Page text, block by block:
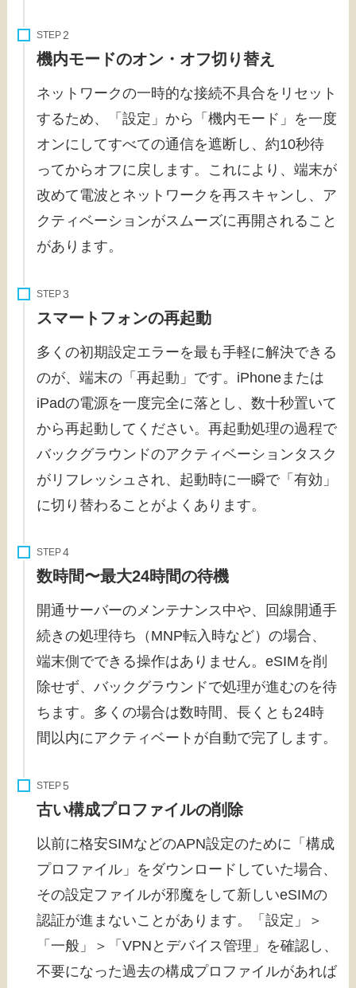
STEP
機内モードのオン・オフ切り替え
ネットワークの一時的な接続不具合をリセット
するため、「設定」から「機内モード」を一度
オンにしてすべての通信を遮断し、約10秒待
ってからオフに戻します。これにより、端末が
改めて電波とネットワークを再スキャンし、ア
クティベーションがスムーズに再開されること
があります。
STEP
スマートフォンの再起動
多くの初期設定エラーを最も手軽に解決できる
のが、端末の「再起動」です。iPhoneまたは
iPadの電源を一度完全に落とし、数十秒置いて
から再起動してください。再起動処理の過程で
バックグラウンドのアクティベーションタスク
がリフレッシュされ、起動時に一瞬で「有効」
に切り替わることがよくあります。
STEP
数時間〜最大24時間の待機
開通サーバーのメンテナンス中や、回線開通手
続きの処理待ち（MNP転入時など）の場合、
端末側でできる操作はありません。eSIMを削
除せず、バックグラウンドで処理が進むのを待
ちます。多くの場合は数時間、長くとも24時
間以内にアクティベートが自動で完了します。
STEP
古い構成プロファイルの削除
以前に格安SIMなどのAPN設定のために「構成
プロファイル」をダウンロードしていた場合、
その設定ファイルが邪魔をして新しいeSIMの
認証が進まないことがあります。「設定」＞
「一般」＞「VPNとデバイス管理」を確認し、
不要になった過去の構成プロファイルがあれば